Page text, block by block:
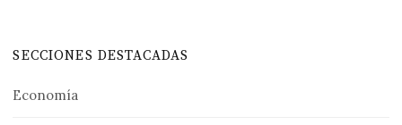
SECCIONES DESTACADAS
Economía